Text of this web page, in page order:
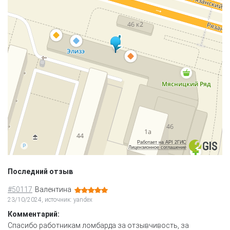
Работает на API 2ГИС
Лицензионное соглашение
Последний отзыв
#50117 Валентина
23/10/2024, источник: yandex
Комментарий:
Спасибо работникам ломбарда за отзывчивость, за